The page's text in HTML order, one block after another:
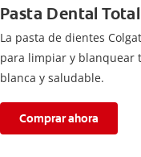
Pasta Dental
La pasta de dientes
para limpiar y blanquear
blanca y saludable.
Comprar ahora